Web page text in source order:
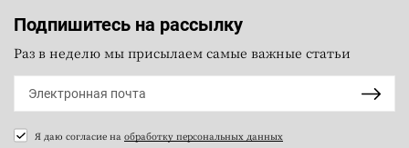
Подпишитесь на рассылку
Раз в неделю мы присылаем самые важные статьи
Я даю согласие на обработку персональных данных